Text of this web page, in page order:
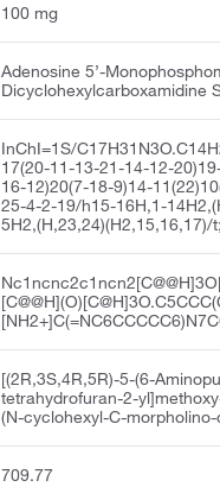
100 mg
Adenosine 5’-
Dicyclohexylcarboxamidine
InChI=1S/
17(20-11-13-21-14-12-
16-12)20(7-18-9)14-
25-4-2-19/h15-16H,1-
[(2R,3S,4R,5R)-5-(6-
tetrahydrofuran-2-
(N-cyclohexyl-C-
709.77